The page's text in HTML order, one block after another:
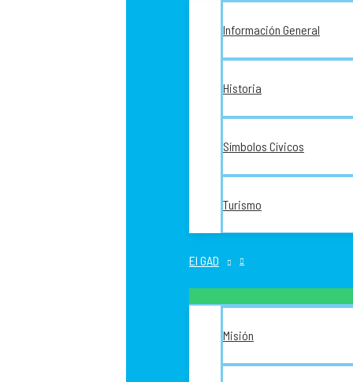
Información General
Historia
Símbolos Cívicos
Turismo
El GAD
Misión